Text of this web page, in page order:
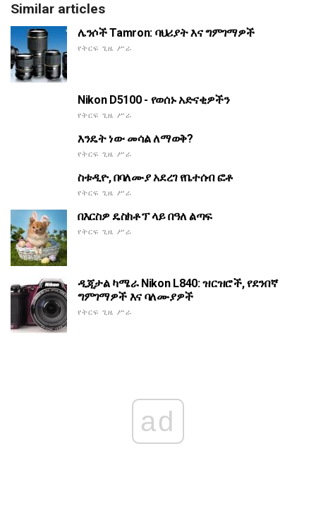
Similar articles
ሌንሶች Tamron: ባህሪያት እና ግምገማዎች
የትርፍ ጊዜ ሥራ
Nikon D5100 - የወሰኑ አድናቂዎችን
የትርፍ ጊዜ ሥራ
እንዴት ነው መሳል ለማወቅ?
የትርፍ ጊዜ ሥራ
ስቱዲዮ, በባለሙያ አደረገ የቤተሰብ ፎቶ
የትርፍ ጊዜ ሥራ
በእርስዎ ዴስክቶፕ ላይ በዓለ ልጣፍ
የትርፍ ጊዜ ሥራ
ዲጂታል ካሜራ Nikon L840: ዝርዝሮች, የደንበኛ
ግምገማዎች እና ባለሙያዎች
የትርፍ ጊዜ ሥራ
ad